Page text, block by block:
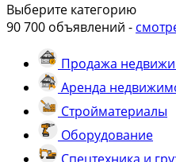
Выберите категорию
90 700 объявлений -
Продажа
Аренда
Стройматериалы
Оборудование